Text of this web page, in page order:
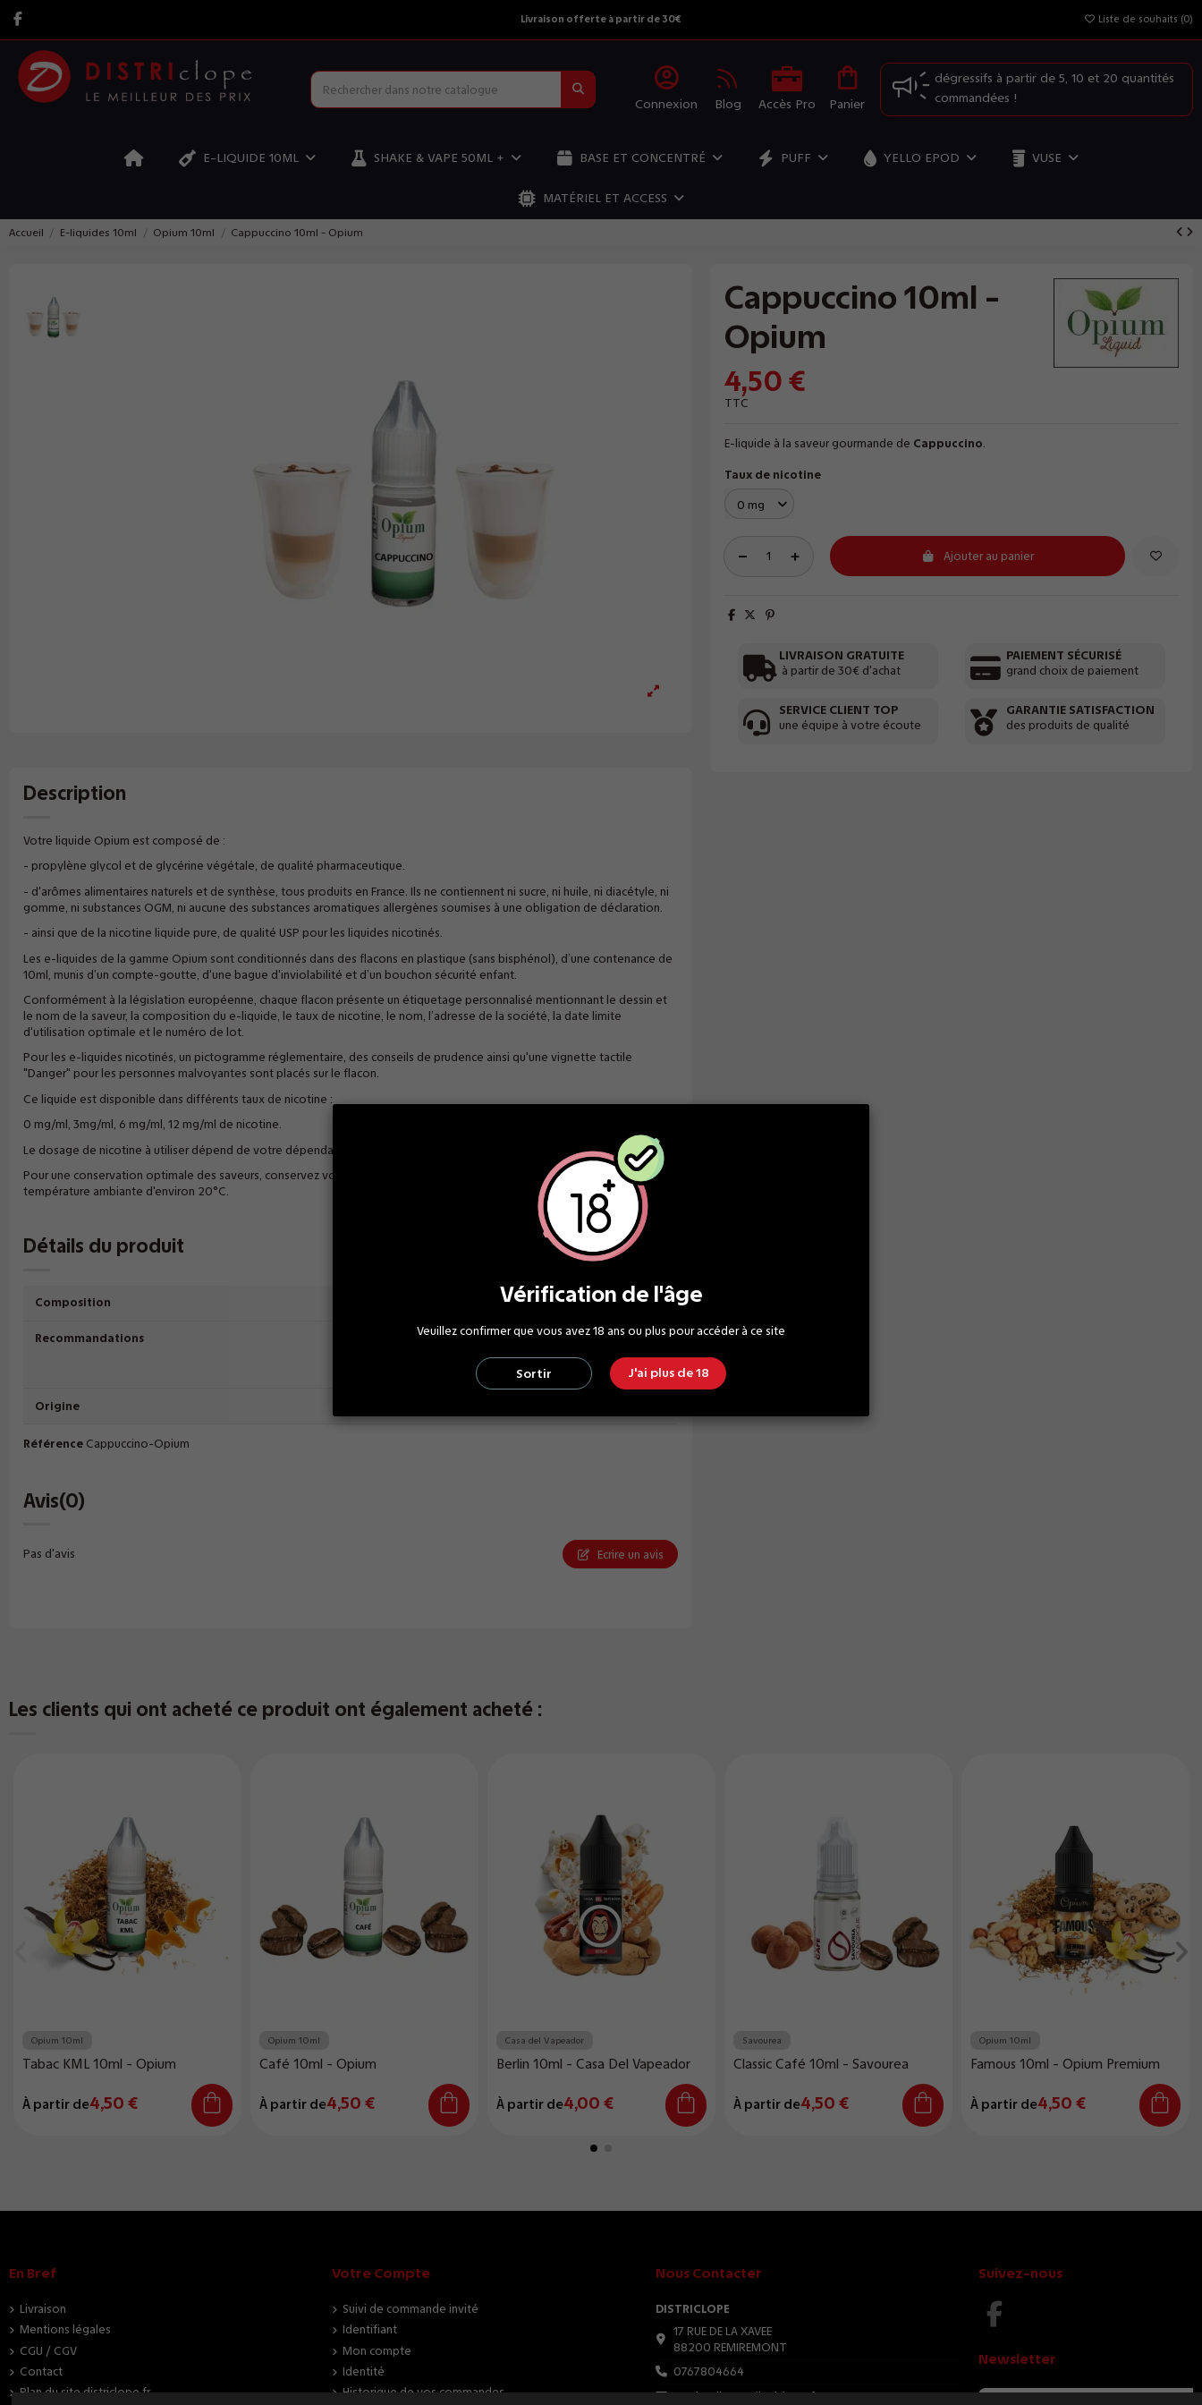
Livraison offerte à partir de 30€ Liste de souhaits (0)
Connexion Blog Accès Pro Panier
OFFRE SPÉCIALE: Profitez de nos prix
dégressifs à partir de 5, 10 et 20 quantités
commandées !
E-LIQUIDE 10ML SHAKE & VAPE 50ML + BASE ET CONCENTRÉ PUFF YELLO EPOD VUSE
MATÉRIEL ET ACCESS
Accueil E-liquides 10ml Opium 10ml Cappuccino 10ml - Opium
Description
Votre liquide Opium est composé de :
- propylène glycol et de glycérine végétale, de qualité pharmaceutique.
- d'arômes alimentaires naturels et de synthèse, tous produits en France. Ils ne contiennent ni sucre, ni huile, ni diacétyle, ni
gomme, ni substances OGM, ni aucune des substances aromatiques allergènes soumises à une obligation de déclaration.
- ainsi que de la nicotine liquide pure, de qualité USP pour les liquides nicotinés.
Les e-liquides de la gamme Opium sont conditionnés dans des flacons en plastique (sans bisphénol), d’une contenance de
10ml, munis d’un compte-goutte, d'une bague d'inviolabilité et d’un bouchon sécurité enfant.
Conformément à la législation européenne, chaque flacon présente un étiquetage personnalisé mentionnant le dessin et
le nom de la saveur, la composition du e-liquide, le taux de nicotine, le nom, l’adresse de la société, la date limite
d'utilisation optimale et le numéro de lot.
Pour les e-liquides nicotinés, un pictogramme réglementaire, des conseils de prudence ainsi qu'une vignette tactile
"Danger" pour les personnes malvoyantes sont placés sur le flacon.
Ce liquide est disponible dans différents taux de nicotine :
0 mg/ml, 3mg/ml, 6 mg/ml, 12 mg/ml de nicotine.
Le dosage de nicotine à utiliser dépend de votre dépendance à celle-ci.
Pour une conservation optimale des saveurs, conservez votre e liquide à l'abri de la lumière, dans un endroit sec et à une
température ambiante d'environ 20°C.
Détails du produit
Composition
Recommandations
E-liquide et nicotine : Dangereux - Respecter les
ans et déconseillée aux femmes enceintes
Origine
Référence Cappuccino-Opium
Avis(0)
Pas d'avis Ecrire un avis
Cappuccino 10ml -
Opium
4,50 €
TTC
E-liquide à la saveur gourmande de Cappuccino
Taux de nicotine
Ajouter au panier
LIVRAISON GRATUITE
à partir de 30€ d'achat
SERVICE CLIENT TOP
une équipe à votre écoute
PAIEMENT SÉCURISÉ
grand choix de paiement
GARANTIE SATISFACTION
des produits de qualité
Les clients qui ont acheté ce produit ont également acheté :
Opium 10ml
Tabac KML 10ml - Opium
À partir de4,50 €
Opium 10ml
Café 10ml - Opium
À partir de4,50 €
Casa del Vapeador
Berlin 10ml - Casa Del Vapeador
À partir de4,00 €
Savourea
Classic Café 10ml - Savourea
À partir de4,50 €
Opium 10ml
Famous 10ml - Opium Premium
À partir de4,50 €
En Bref
Livraison
Mentions légales
CGU / CGV
Contact
Plan du site districlope.fr
Votre Compte
Suivi de commande invité
Identifiant
Mon compte
Identité
Historique de vos commandes
Nous Contacter
DISTRICLOPE
17 RUE DE LA XAVEE
88200 REMIREMONT
0767804664
serviceclient@districlope.fr
Vérification de l'âge
Veuillez confirmer que vous avez 18 ans ou plus pour accéder à ce site
Sortir J'ai plus de 18
Suivez-nous
Newsletter